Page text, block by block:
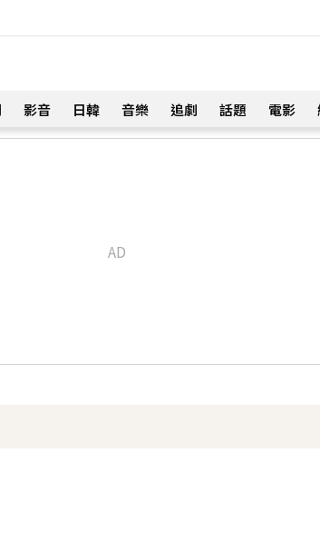
影音 日韓 音樂 追劇 話題 電影